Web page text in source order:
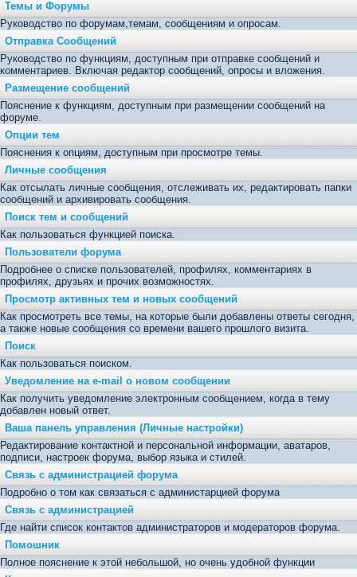
Темы и Форумы
Руководство по форумам,темам, сообщениям и опросам.
Отправка Сообщений
Руководство по функциям, доступным при отправке сообщений и
комментариев. Включая редактор сообщений, опросы и вложения.
Размещение сообщений
Пояснение к функциям, доступным при размещении сообщений на
форуме.
Опции тем
Пояснения к опциям, доступным при просмотре темы.
Личные сообщения
Как отсылать личные сообщения, отслеживать их, редактировать папки
сообщений и архивировать сообщения.
Поиск тем и сообщений
Как пользоваться функцией поиска.
Пользователи форума
Подробнее о списке пользователей, профилях, комментариях в
профилях, друзьях и прочих возможностях.
Просмотр активных тем и новых сообщений
Как просмотреть все темы, на которые были добавлены ответы сегодня,
а также новые сообщения со времени вашего прошлого визита.
Поиск
Как пользоваться поиском.
Уведомление на е-mail о новом сообщении
Как получить уведомление электронным сообщением, когда в тему
добавлен новый ответ.
Ваша панель управления (Личные настройки)
Редактирование контактной и персональной информации, аватаров,
подписи, настроек форума, выбор языка и стилей.
Связь с администрацией форума
Подробно о том как связаться с администарцией форума
Связь с администрацией
Где найти список контактов администраторов и модераторов форума.
Помошник
Полное пояснение к этой небольшой, но очень удобной функции